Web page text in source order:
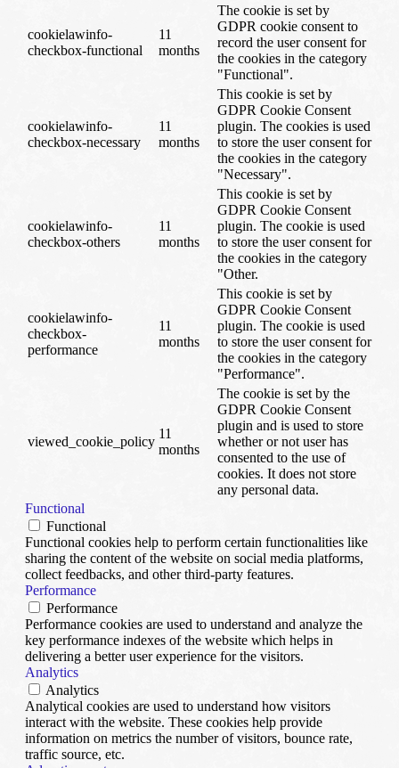
cookielawinfo-
checkbox-functional
11
months
The cookie is set by
GDPR cookie consent to
record the user consent for
the cookies in the category
"Functional".
cookielawinfo-
checkbox-necessary
11
months
This cookie is set by
GDPR Cookie Consent
plugin. The cookies is used
to store the user consent for
the cookies in the category
"Necessary".
cookielawinfo-
checkbox-others
11
months
This cookie is set by
GDPR Cookie Consent
plugin. The cookie is used
to store the user consent for
the cookies in the category
"Other.
cookielawinfo-
checkbox-
performance
11
months
This cookie is set by
GDPR Cookie Consent
plugin. The cookie is used
to store the user consent for
the cookies in the category
"Performance".
viewed_cookie_policy
11
months
The cookie is set by the
GDPR Cookie Consent
plugin and is used to store
whether or not user has
consented to the use of
cookies. It does not store
any personal data.
Functional
Functional
Functional cookies help to perform certain functionalities like
sharing the content of the website on social media platforms,
collect feedbacks, and other third-party features.
Performance
Performance
Performance cookies are used to understand and analyze the
key performance indexes of the website which helps in
delivering a better user experience for the visitors.
Analytics
Analytics
Analytical cookies are used to understand how visitors
interact with the website. These cookies help provide
information on metrics the number of visitors, bounce rate,
traffic source, etc.